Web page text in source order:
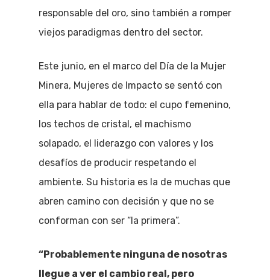
responsable del oro, sino también a romper
viejos paradigmas dentro del sector.
Este junio, en el marco del Día de la Mujer
Minera, Mujeres de Impacto se sentó con
ella para hablar de todo: el cupo femenino,
los techos de cristal, el machismo
solapado, el liderazgo con valores y los
desafíos de producir respetando el
ambiente. Su historia es la de muchas que
abren camino con decisión y que no se
conforman con ser “la primera”.
“Probablemente ninguna de nosotras
llegue a ver el cambio real, pero